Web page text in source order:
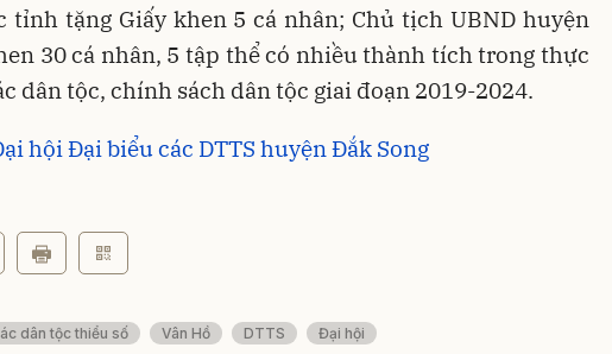
tỉnh tặng Giấy khen 5 cá nhân; Chủ tịch UBND huyện
30 cá nhân, 5 tập thể có nhiều thành tích trong thực
dân tộc, chính sách dân tộc giai đoạn 2019-2024.
hội Đại biểu các DTTS huyện Đắk Song
dân tộc thiểu số Vân Hồ DTTS Đại hội